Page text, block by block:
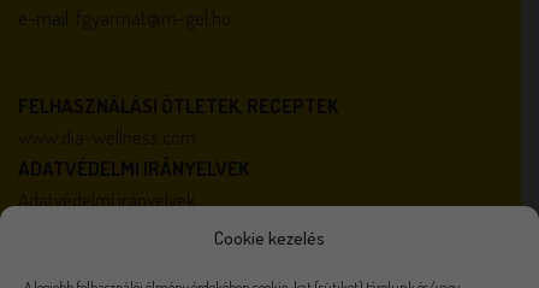
Cookie kezelés
e-mail:
FELHASZNÁLÁSI ÖTLETEK, RECEPTEK
ADATVÉDELMI IRÁNYELVEK
ÁLTALÁNOS SZERZŐDÉSI FELTÉTELEK